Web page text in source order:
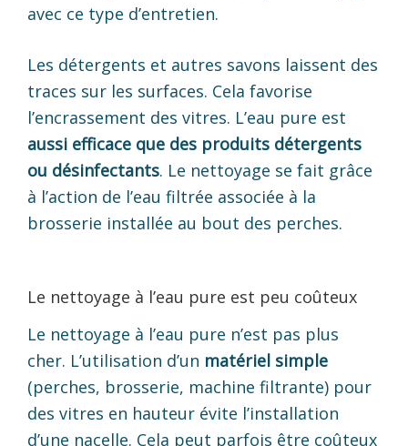
avec ce type d’entretien.
Les détergents et autres savons laissent des
traces sur les surfaces. Cela favorise
l’encrassement des vitres. L’eau pure est
aussi efficace que des produits détergents
ou désinfectants. Le nettoyage se fait grâce
à l’action de l’eau filtrée associée à la
brosserie installée au bout des perches.
Le nettoyage à l’eau pure est peu coûteux
Le nettoyage à l’eau pure n’est pas plus
cher. L’utilisation d’un matériel simple
(perches, brosserie, machine filtrante) pour
des vitres en hauteur évite l’installation
d’une nacelle. Cela peut parfois être coûteux